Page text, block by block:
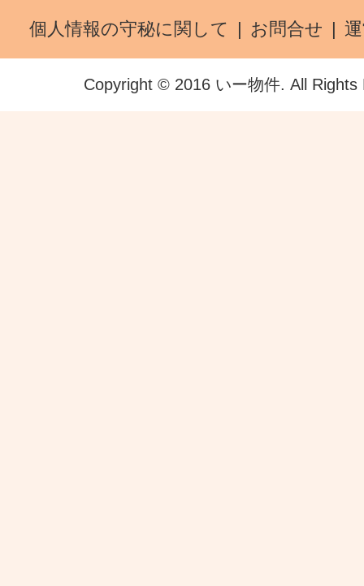
個人情報の守秘に関して お問合せ
Copyright © 2016 いー物件. All Rights